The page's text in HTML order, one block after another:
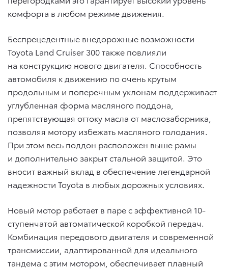
комфорта в любом режиме движения.
Беспрецедентные внедорожные возможности
Toyota Land Cruiser 300 также повлияли
на конструкцию нового двигателя. Способность
автомобиля к движению по очень крутым
продольным и поперечным уклонам поддерживает
углубленная форма масляного поддона,
препятствующая оттоку масла от маслозаборника,
позволяя мотору избежать масляного голодания.
При этом весь поддон расположен выше рамы
и дополнительно закрыт стальной защитой. Это
вносит важный вклад в обеспечение легендарной
надежности Toyota в любых дорожных условиях.
Новый мотор работает в паре с эффективной 10-
ступенчатой автоматической коробкой передач.
Комбинация передового двигателя и современной
трансмиссии, адаптированной для идеального
тандема с этим мотором, обеспечивает плавный